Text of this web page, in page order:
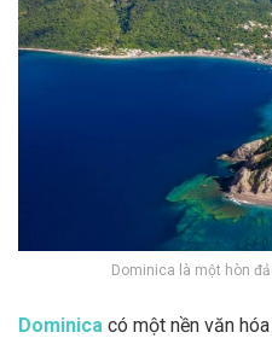
Dominica là một hòn
Dominica có một nền văn